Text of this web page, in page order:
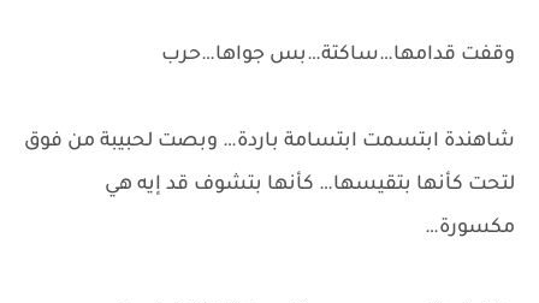
وقفت قدامها…ساكتة…بس جواها…حرب
شاهندة ابتسمت ابتسامة باردة… وبصت لحبيبة من فوق
لتحت كأنها بتقيسها… كأنها بتشوف قد إيه هي
مكسورة…